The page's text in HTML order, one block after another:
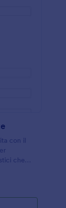
con il
che